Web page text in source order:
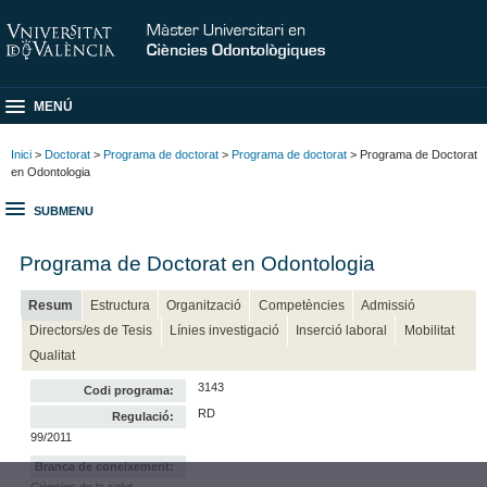
MENÚ
Inici > Doctorat > Programa de doctorat > Programa de doctorat > Programa de Doctorat
en Odontologia
SUBMENU
Programa de Doctorat en Odontologia
Resum Estructura Organització Competències
Admissió
Directors/es de Tesis
Línies investigació Inserció laboral
Mobilitat
Qualitat
Codi programa: 3143
Regulació:
RD
99/2011
Branca de coneixement: